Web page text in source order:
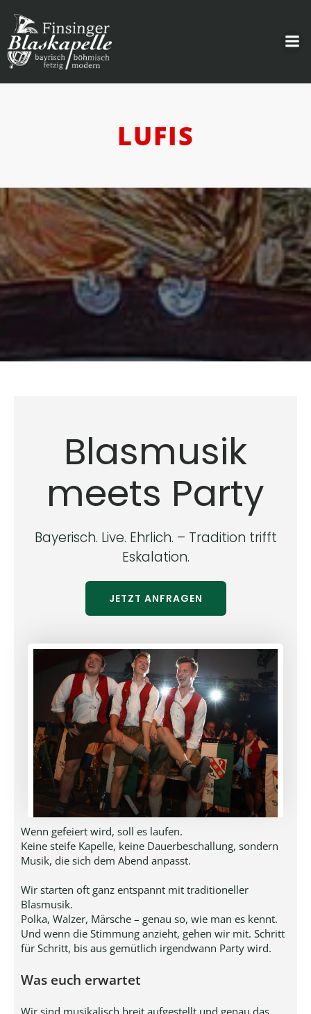
LUFIS
Blasmusik
meets Party
Bayerisch. Live. Ehrlich. – Tradition trifft
Eskalation.
JETZT ANFRAGEN
Wenn gefeiert wird, soll es laufen.
Keine steife Kapelle, keine Dauerbeschallung, sondern
Musik, die sich dem Abend anpasst.
Wir starten oft ganz entspannt mit traditioneller
Blasmusik.
Polka, Walzer, Märsche – genau so, wie man es kennt.
Und wenn die Stimmung anzieht, gehen wir mit. Schritt
für Schritt, bis aus gemütlich irgendwann Party wird.
Was euch erwartet
Wir sind musikalisch breit aufgestellt und genau das